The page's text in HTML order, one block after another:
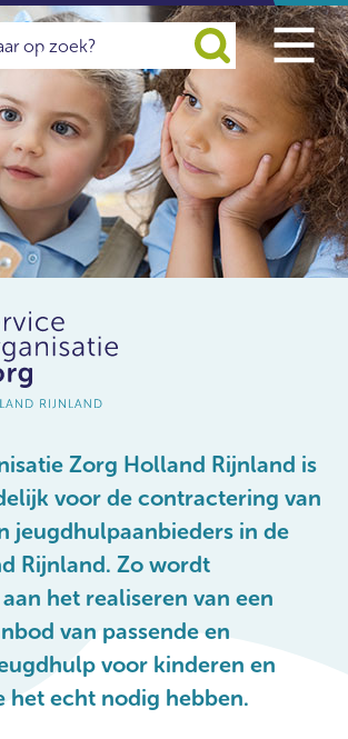
Zorg Holland Rijnland is
voor de contractering van
jeugdhulpaanbieders in de
Rijnland. Zo wordt
het realiseren van een
van passende en
voor kinderen en
het echt nodig hebben.